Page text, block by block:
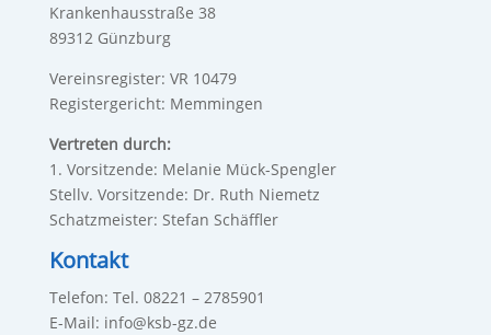
Krankenhausstraße 38
89312 Günzburg
Vereinsregister: VR 10479
Registergericht: Memmingen
Vertreten durch:
1. Vorsitzende: Melanie Mück-Spengler
Stellv. Vorsitzende: Dr. Ruth Niemetz
Schatzmeister: Stefan Schäffler
Kontakt
Telefon: Tel. 08221 – 2785901
E-Mail: info@ksb-gz.de